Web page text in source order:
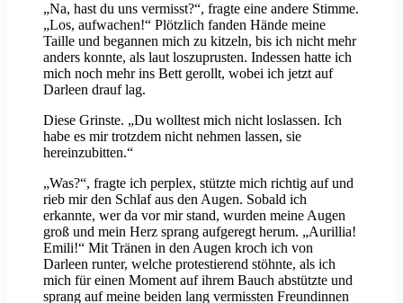
„Na, hast du uns vermisst?“, fragte eine andere Stimme.
„Los, aufwachen!“ Plötzlich fanden Hände meine
Taille und begannen mich zu kitzeln, bis ich nicht mehr
anders konnte, als laut loszuprusten. Indessen hatte ich
mich noch mehr ins Bett gerollt, wobei ich jetzt auf
Darleen drauf lag.
Diese Grinste. „Du wolltest mich nicht loslassen. Ich
habe es mir trotzdem nicht nehmen lassen, sie
hereinzubitten.“
„Was?“, fragte ich perplex, stützte mich richtig auf und
rieb mir den Schlaf aus den Augen. Sobald ich
erkannte, wer da vor mir stand, wurden meine Augen
groß und mein Herz sprang aufgeregt herum. „Aurillia!
Emili!“ Mit Tränen in den Augen kroch ich von
Darleen runter, welche protestierend stöhnte, als ich
mich für einen Moment auf ihrem Bauch abstützte und
sprang auf meine beiden lang vermissten Freundinnen